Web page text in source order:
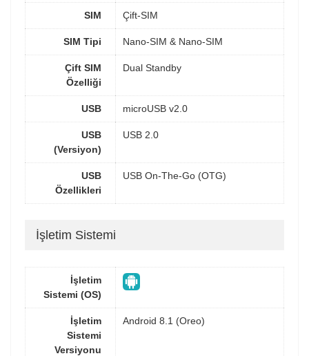
SIM Çift-SIM
SIM Tipi Nano-SIM & Nano-SIM
Çift SIM
Özelliği
Dual Standby
USB microUSB v2.0
USB
(Versiyon)
USB 2.0
USB
Özellikleri
USB On-The-Go (OTG)
İşletim Sistemi
İşletim
Sistemi (OS)
İşletim
Sistemi
Versiyonu
Android 8.1 (Oreo)